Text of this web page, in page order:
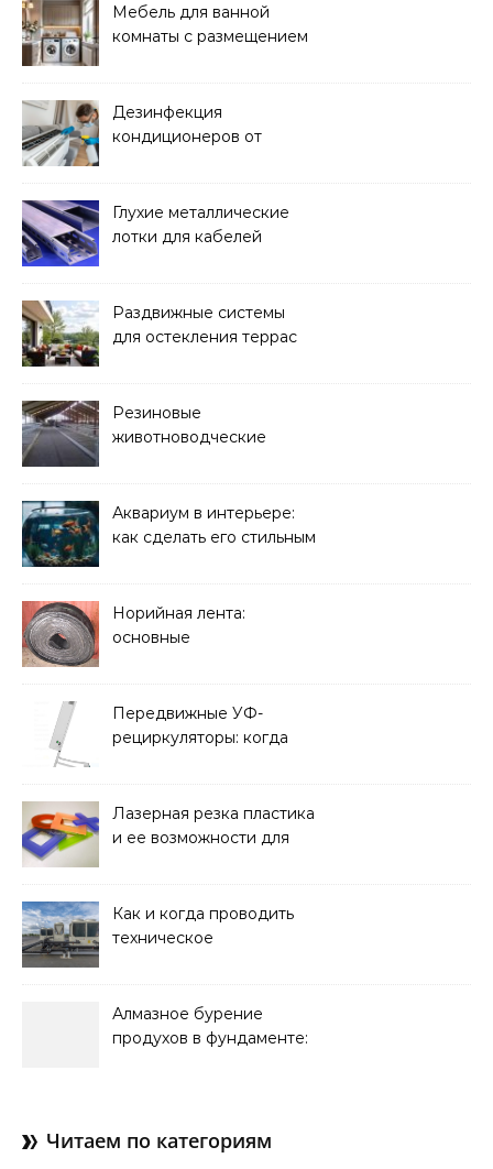
Мебель для ванной
комнаты с размещением
Дезинфекция
кондиционеров от
Глухие металлические
лотки для кабелей
Раздвижные системы
для остекления террас
Резиновые
животноводческие
решать
Аквариум в интерьере:
как сделать его стильным
Норийная лента:
основные
и советы по выбору
Передвижные УФ-
рециркуляторы: когда
Лазерная резка пластика
и ее возможности для
Как и когда проводить
техническое
Алмазное бурение
продухов в фундаменте:
Читаем по категориям